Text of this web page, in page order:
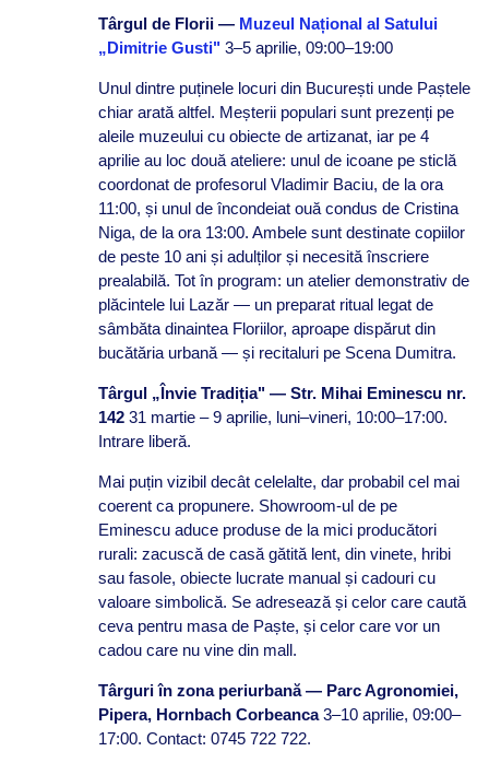
Târgul de Florii — Muzeul Național al Satului
„Dimitrie Gusti" 3–5 aprilie, 09:00–19:00
Unul dintre puținele locuri din București unde Paștele
chiar arată altfel. Meșterii populari sunt prezenți pe
aleile muzeului cu obiecte de artizanat, iar pe 4
aprilie au loc două ateliere: unul de icoane pe sticlă
coordonat de profesorul Vladimir Baciu, de la ora
11:00, și unul de încondeiat ouă condus de Cristina
Niga, de la ora 13:00. Ambele sunt destinate copiilor
de peste 10 ani și adulților și necesită înscriere
prealabilă. Tot în program: un atelier demonstrativ de
plăcintele lui Lazăr — un preparat ritual legat de
sâmbăta dinaintea Floriilor, aproape dispărut din
bucătăria urbană — și recitaluri pe Scena Dumitra.
Târgul „Învie Tradiția" — Str. Mihai Eminescu nr.
14231 martie – 9 aprilie, luni–vineri, 10:00–17:00.
Intrare liberă.
Mai puțin vizibil decât celelalte, dar probabil cel mai
coerent ca propunere. Showroom-ul de pe
Eminescu aduce produse de la mici producători
rurali: zacuscă de casă gătită lent, din vinete, hribi
sau fasole, obiecte lucrate manual și cadouri cu
valoare simbolică. Se adresează și celor care caută
ceva pentru masa de Paște, și celor care vor un
cadou care nu vine din mall.
Târguri în zona periurbană — Parc Agronomiei,
Pipera, Hornbach Corbeanca3–10 aprilie, 09:00–
17:00. Contact: 0745 722 722.